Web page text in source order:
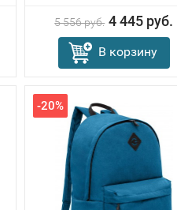
5 556 руб. 4 445 руб.
В корзину
-20%